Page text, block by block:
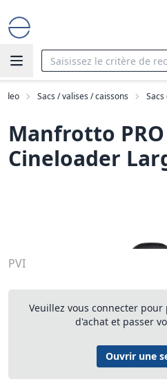
Sacs / valises / caissons
Manfrotto
Cineloader
PVI
Veuillez vous connecter
d'achat et passer
Ouvrir une